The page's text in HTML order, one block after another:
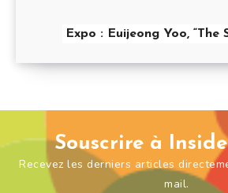
Expo : Euijeong Yoo, “The
Souscrire à
Recevez les derniers articles
mail.